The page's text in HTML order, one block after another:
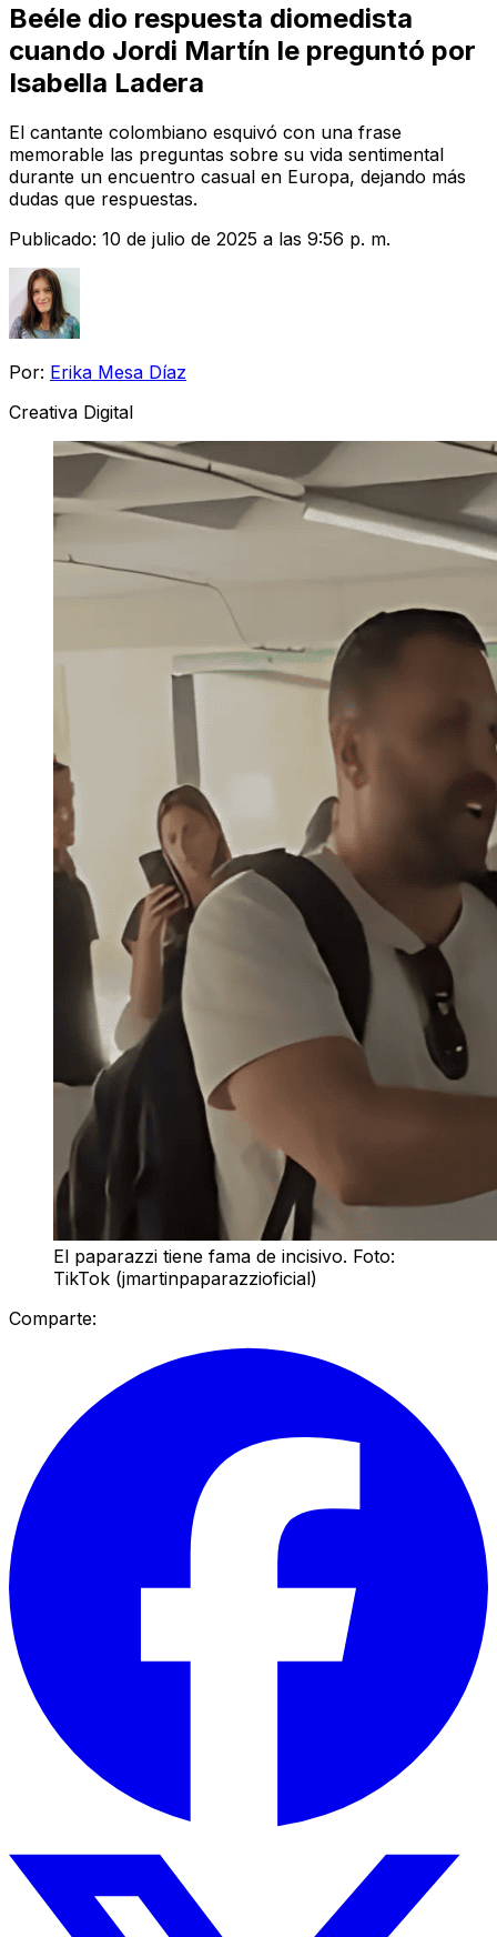
Beéle dio respuesta diomedista
cuando Jordi Martín le preguntó por
Isabella Ladera
El cantante colombiano esquivó con una frase
memorable las preguntas sobre su vida sentimental
durante un encuentro casual en Europa, dejando más
dudas que respuestas.
Publicado: 10 de julio de 2025 a las 9:56 p. m.
Por: Erika Mesa Díaz
Creativa Digital
El paparazzi tiene fama de incisivo. Foto:
TikTok (jmartinpaparazzioficial)
Comparte: